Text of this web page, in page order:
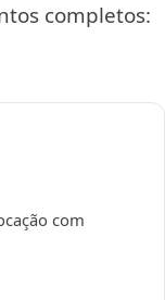
completos:
com